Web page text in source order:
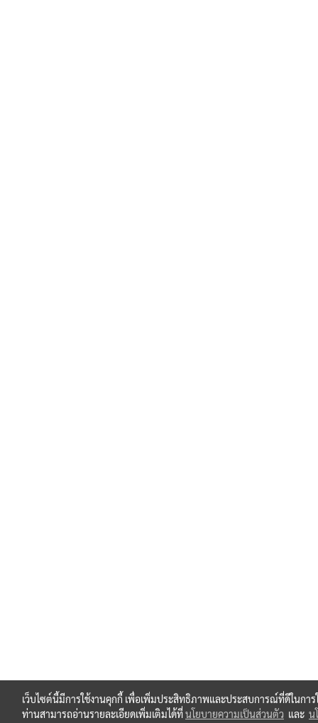
เว็บไซต์นี้มีการใช้งานคุกกี้ เพื่อเพิ่มประสิทธิภาพและประสบการณ์ที่ดีในการ
ท่านสามารถอ่านรายละเอียดเพิ่มเติมได้ที่นโยบายความเป็นส่วนตัว และ น